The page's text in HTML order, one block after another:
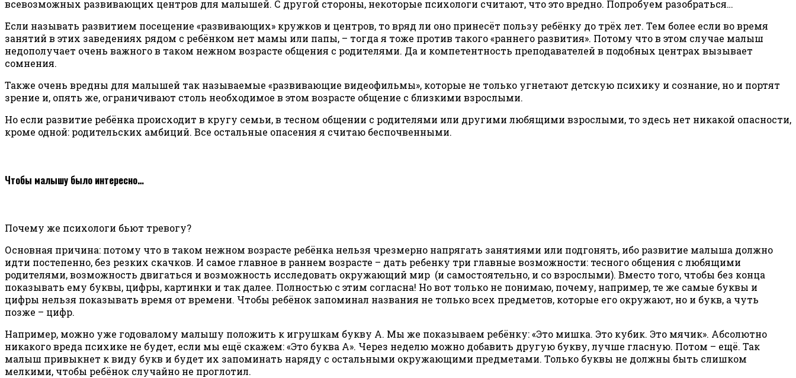
всевозможных развивающих центров для малышей. С другой стороны, некоторые психологи считают, что это вредно. Попробуем разобраться…
Если называть развитием посещение «развивающих» кружков и центров, то вряд ли оно принесёт пользу ребёнку до трёх лет. Тем более если во время
занятий в этих заведениях рядом с ребёнком нет мамы или папы, – тогда я тоже против такого «раннего развития». Потому что в этом случае малыш
недополучает очень важного в таком нежном возрасте общения с родителями. Да и компетентность преподавателей в подобных центрах вызывает
сомнения.
Также очень вредны для малышей так называемые «развивающие видеофильмы», которые не только угнетают детскую психику и сознание, но и портят
зрение и, опять же, ограничивают столь необходимое в этом возрасте общение с близкими взрослыми.
Но если развитие ребёнка происходит в кругу семьи, в тесном общении с родителями или другими любящими взрослыми, то здесь нет никакой опасности,
кроме одной: родительских амбиций. Все остальные опасения я считаю беспочвенными.
Чтобы малышу было интересно…
Почему же психологи бьют тревогу?
Основная причина: потому что в таком нежном возрасте ребёнка нельзя чрезмерно напрягать занятиями или подгонять, ибо развитие малыша должно
идти постепенно, без резких скачков. И самое главное в раннем возрасте – дать ребенку три главные возможности: тесного общения с любящими
родителями, возможность двигаться и возможность исследовать окружающий мир (и самостоятельно, и со взрослыми). Вместо того, чтобы без конца
показывать ему буквы, цифры, картинки и так далее. Полностью с этим согласна! Но вот только не понимаю, почему, например, те же самые буквы и
цифры нельзя показывать время от времени. Чтобы ребёнок запоминал названия не только всех предметов, которые его окружают, но и букв, а чуть
позже – цифр.
Например, можно уже годовалому малышу положить к игрушкам букву А. Мы же показываем ребёнку: «Это мишка. Это кубик. Это мячик». Абсолютно
никакого вреда психике не будет, если мы ещё скажем: «Это буква А». Через неделю можно добавить другую букву, лучше гласную. Потом – ещё. Так
малыш привыкнет к виду букв и будет их запоминать наряду с остальными окружающими предметами. Только буквы не должны быть слишком
мелкими, чтобы ребёнок случайно не проглотил.